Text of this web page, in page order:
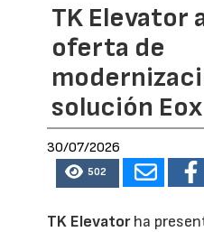
TK Elevator
oferta de
solución
30/07/2026
502
TK Elevatorha